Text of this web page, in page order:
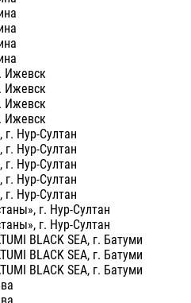
Ижевск
Ижевск
Ижевск
Ижевск
Нур-Султан
Нур-Султан
Нур-Султан
Нур-Султан
Нур-Султан
г. Нур-Султан
г. Нур-Султан
BLACK SEA, г. Батуми
BLACK SEA, г. Батуми
BLACK SEA, г. Батуми